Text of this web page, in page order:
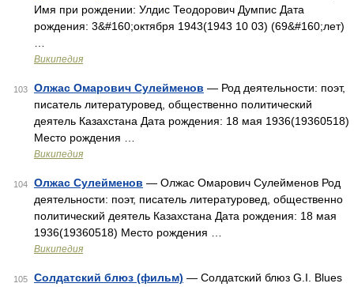
Имя при рождении: Улдис Теодорович Думпис Дата
рождения: 3&#160;октября 1943(1943 10 03) (69&#160;лет)
Википедия
103 Олжас Омарович Сулейменов — Род деятельности: поэт,
писатель литературовед, общественно политический
деятель Казахстана Дата рождения: 18 мая 1936(19360518)
Место рождения …
Википедия
104 Олжас Сулейменов — Олжас Омарович Сулейменов Род
деятельности: поэт, писатель литературовед, общественно
политический деятель Казахстана Дата рождения: 18 мая
1936(19360518) Место рождения …
Википедия
105 Солдатский блюз (фильм) — Солдатский блюз G.I. Blues